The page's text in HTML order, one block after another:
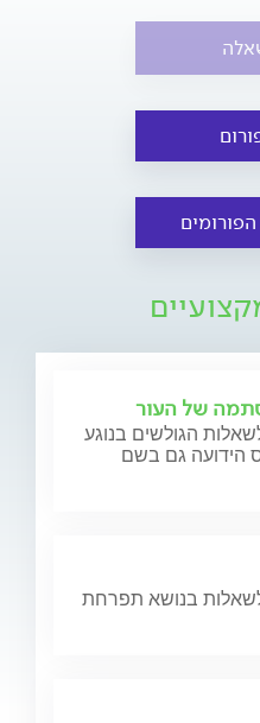
של העור
הגולשים בנוגע
הידועה גם בשם
לשאלות בנושא תפרחת